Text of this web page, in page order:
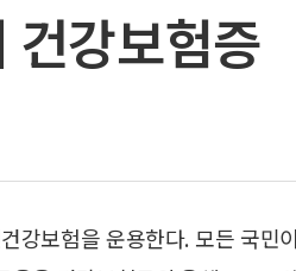
건강보험증
강보험을 운용한다. 모든 국민